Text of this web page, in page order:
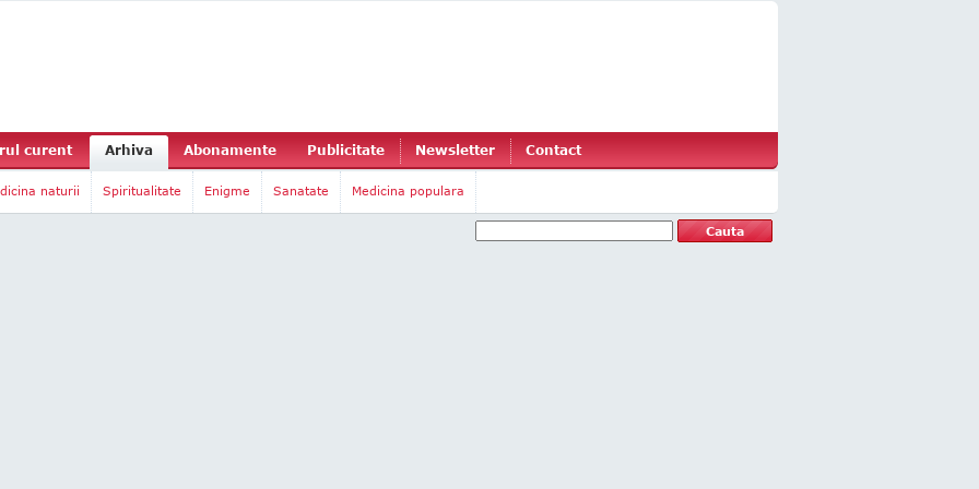
curent Arhiva Abonamente Publicitate Newsletter Contact
naturii Spiritualitate Enigme Sanatate Medicina populara